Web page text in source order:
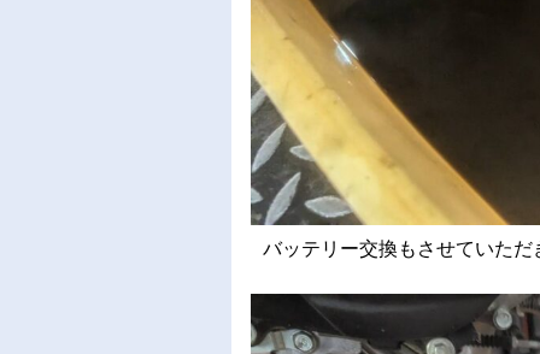
バッテリー交換もさせていただ